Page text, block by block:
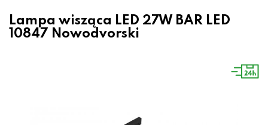
Lampa wisząca LED 27W BAR LED
10847 Nowodvorski